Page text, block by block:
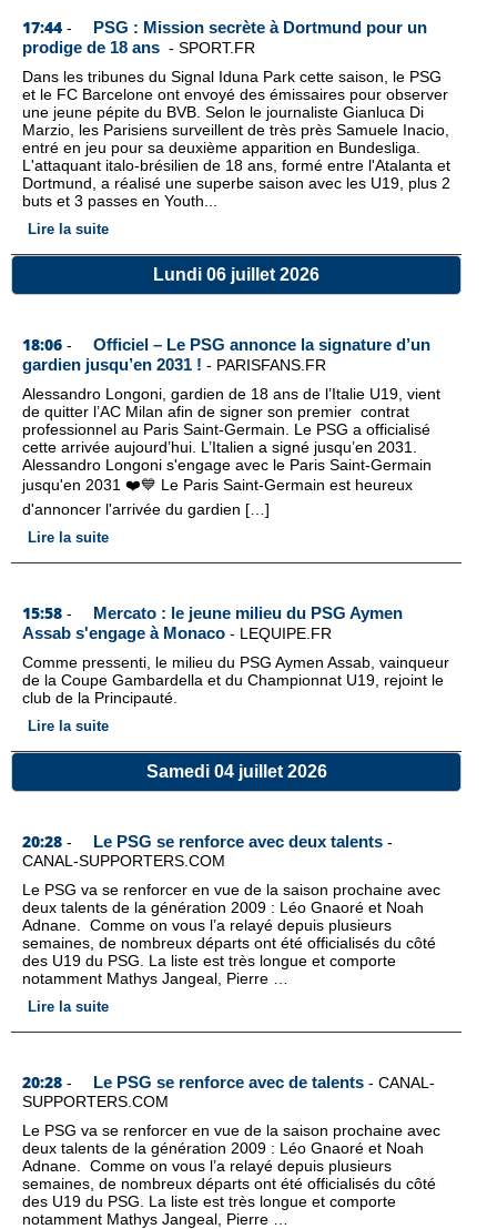
17:44 -
PSG : Mission secrète à Dortmund pour un
prodige de 18 ans - SPORT.FR
Dans les tribunes du Signal Iduna Park cette saison, le PSG
et le FC Barcelone ont envoyé des émissaires pour observer
une jeune pépite du BVB. Selon le journaliste Gianluca Di
Marzio, les Parisiens surveillent de très près Samuele Inacio,
entré en jeu pour sa deuxième apparition en Bundesliga.
L'attaquant italo-brésilien de 18 ans, formé entre l'Atalanta et
Dortmund, a réalisé une superbe saison avec les U19, plus 2
buts et 3 passes en Youth...
Lire la suite
Lundi 06 juillet 2026
18:06 -
Officiel – Le PSG annonce la signature d’un
gardien jusqu’en 2031 ! - PARISFANS.FR
Alessandro Longoni, gardien de 18 ans de l’Italie U19, vient
de quitter l’AC Milan afin de signer son premier contrat
professionnel au Paris Saint-Germain. Le PSG a officialisé
cette arrivée aujourd’hui. L’Italien a signé jusqu’en 2031.
Alessandro Longoni s'engage avec le Paris Saint-Germain
jusqu'en 2031 ❤️💙 Le Paris Saint-Germain est heureux
d'annoncer l'arrivée du gardien […]
Lire la suite
15:58 -
Mercato : le jeune milieu du PSG Aymen
Assab s'engage à Monaco - LEQUIPE.FR
Comme pressenti, le milieu du PSG Aymen Assab, vainqueur
de la Coupe Gambardella et du Championnat U19, rejoint le
club de la Principauté.
Lire la suite
Samedi 04 juillet 2026
20:28 - Le PSG se renforce avec deux talents -
CANAL-SUPPORTERS.COM
Le PSG va se renforcer en vue de la saison prochaine avec
deux talents de la génération 2009 : Léo Gnaoré et Noah
Adnane. Comme on vous l’a relayé depuis plusieurs
semaines, de nombreux départs ont été officialisés du côté
des U19 du PSG. La liste est très longue et comporte
notamment Mathys Jangeal, Pierre …
Lire la suite
20:28 - Le PSG se renforce avec de talents - CANAL-
SUPPORTERS.COM
Le PSG va se renforcer en vue de la saison prochaine avec
deux talents de la génération 2009 : Léo Gnaoré et Noah
Adnane. Comme on vous l’a relayé depuis plusieurs
semaines, de nombreux départs ont été officialisés du côté
des U19 du PSG. La liste est très longue et comporte
notamment Mathys Jangeal, Pierre …